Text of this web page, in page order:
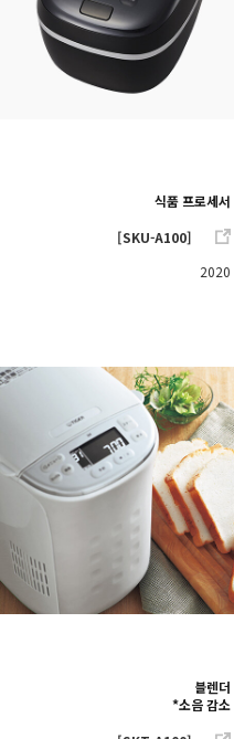
식품 프로세서
[SKU-A100]
2020
블렌더
*소음 감소